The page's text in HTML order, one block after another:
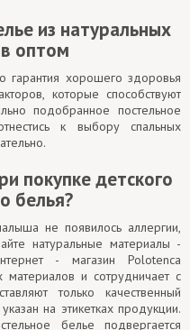
из натуральных
оптом
гарантия хорошего здоровья
которые способствуют
подобранное постельное
к выбору спальных
покупке детского
белья?
не появилось аллергии,
натуральные материалы -
- магазин Polotenca
материалов и сотрудничает с
только качественный
на этикетках продукции.
белье подвергается